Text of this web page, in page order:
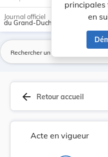
principales
en
Journal officiel
du Grand-Duché de Luxembourg
arrow_back Retour accueil
Acte en vigueur